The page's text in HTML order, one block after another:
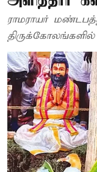
ராமராயர்